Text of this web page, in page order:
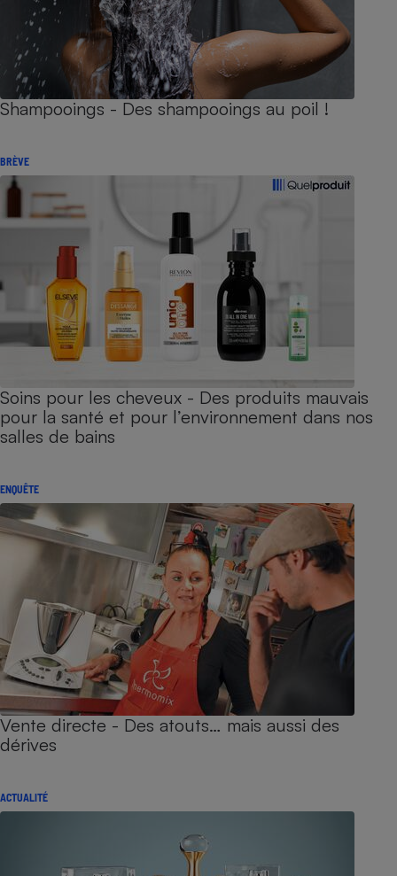
Shampooings - Des shampooings au poil !
BRÈVE
Soins pour les cheveux - Des produits mauvais
pour la santé et pour l’environnement dans nos
salles de bains
ENQUÊTE
Vente directe - Des atouts… mais aussi des
dérives
ACTUALITÉ